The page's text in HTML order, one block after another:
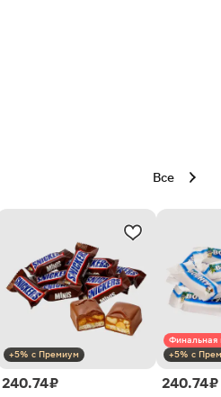
Все
+5% с Премиум
240.74 ₽
Финальная
+5% с
240.74 ₽